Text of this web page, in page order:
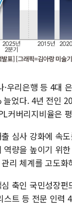
·우리은행 등 4대
었다. 4년 전인
커버리지비율은
심사 강화에 속
역량을 높이기 위
리 체계를 고도화
축인 국민성장
스트 등 전문 인력